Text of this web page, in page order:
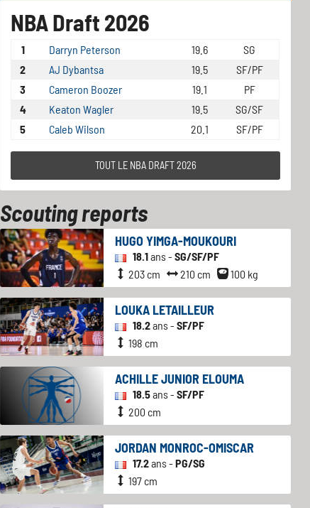
NBA Draft 2026
1 Darryn Peterson 19.6
SG
2
AJ Dybantsa 19.5
SF/PF
3
Cameron Boozer 19.1
PF
4
Keaton Wagler 19.5
SG/SF
5
Caleb Wilson 20.1 SF/PF
TOUT LE NBA DRAFT 2026
Scouting reports
HUGO YIMGA-MOUKOURI
18.1ans -SG/SF/PF
203 cm
210 cm 100 kg
LOUKA LETAILLEUR
18.2ans -SF/PF
198 cm
ACHILLE JUNIOR ELOUMA
18.5ans -SF/PF
200 cm
JORDAN MONROC-OMISCAR
17.2ans -PG/SG
197 cm